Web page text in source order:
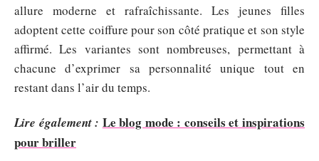
allure moderne et rafraîchissante. Les jeunes filles
adoptent cette coiffure pour son côté pratique et son style
affirmé. Les variantes sont nombreuses, permettant à
chacune d’exprimer sa personnalité unique tout en
restant dans l’air du temps.
Lire également : Le blog mode : conseils et inspirations
pour briller